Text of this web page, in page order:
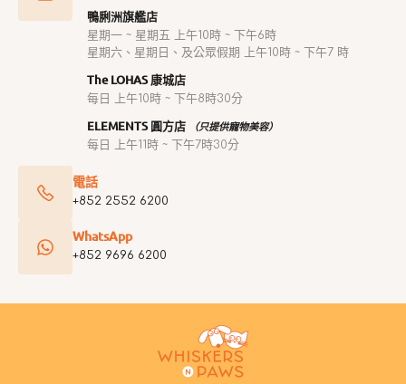
鴨脷洲旗艦店
星期一 ~ 星期五 上午10時 ~ 下午6時
星期六、星期日、及公眾假期 上午10時 ~ 下午7 時
The LOHAS 康城店
每日 上午10時 ~ 下午8時30分
ELEMENTS 圓方店 （只提供寵物美容）
每日 上午11時 ~ 下午7時30分
電話
+852 2552 6200
WhatsApp
+852 9696 6200